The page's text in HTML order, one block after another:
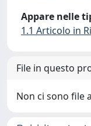
Appare nelle
1.1 Articolo in
File in questo
Non ci sono file